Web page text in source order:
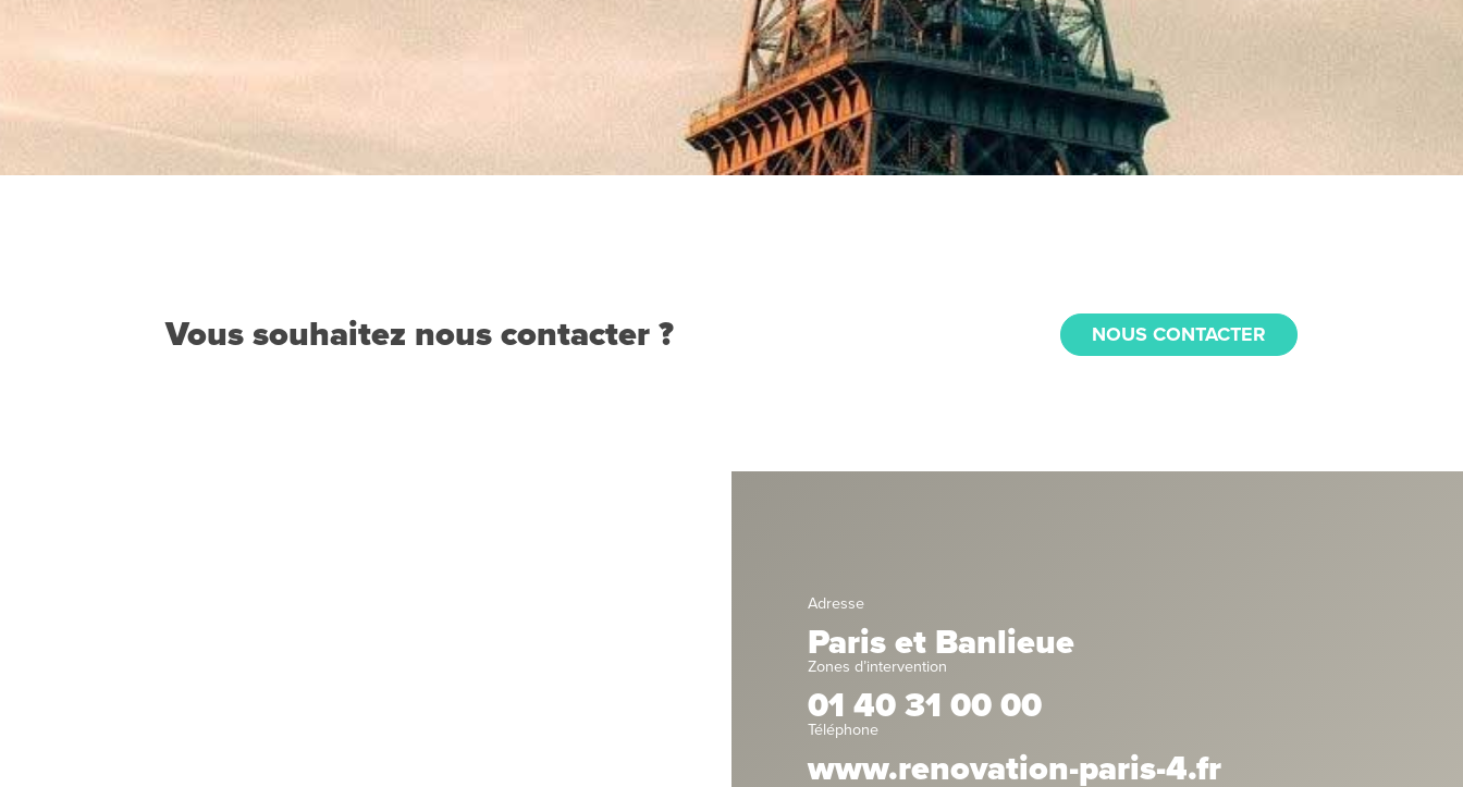
Vous souhaitez nous contacter ? NOUS CONTACTER
Adresse
Paris et Banlieue
Zones d’intervention
01 40 31 00 00
Téléphone
www.renovation-paris-4.fr